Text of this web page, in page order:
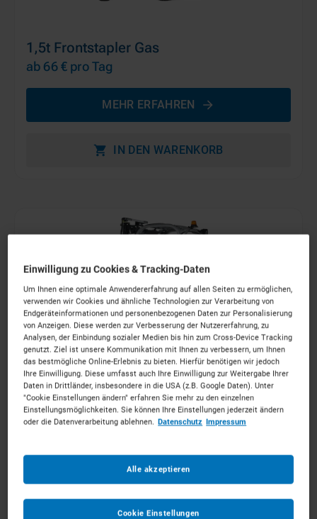
1,5t Frontstapler Gas
ab 66 € pro Tag
MEHR ERFAHREN
IN DEN WARENKORB
2,0t Frontstapler Gas
ab 79 €pro Tag
MEHR ERFAHREN
IN DEN WARENKORB
Einwilligung zu Cookies & Tracking-Daten
Um Ihnen eine optimale Anwendererfahrung auf allen Seiten zu ermöglichen,
verwenden wir Cookies und ähnliche Technologien zur Verarbeitung von
Endgeräteinformationen und personenbezogenen Daten zur Personalisierung
von Anzeigen. Diese werden zur Verbesserung der Nutzererfahrung, zu
Analysen, der Einbindung sozialer Medien bis hin zum Cross-Device Tracking
genutzt. Ziel ist unsere Kommunikation mit Ihnen zu verbessern, um Ihnen
das bestmögliche Online-Erlebnis zu bieten. Hierfür benötigen wir jedoch
Ihre Einwilligung. Diese umfasst auch Ihre Einwilligung zur Weitergabe Ihrer
Daten in Drittländer, insbesondere in die USA (z.B. Google Daten). Unter
"Cookie Einstellungen ändern" erfahren Sie mehr zu den einzelnen
Einstellungsmöglichkeiten. Sie können Ihre Einstellungen jederzeit ändern
oder die Datenverarbeitung ablehnen. Datenschutz Impressum
Alle akzeptieren
Cookie Einstellungen